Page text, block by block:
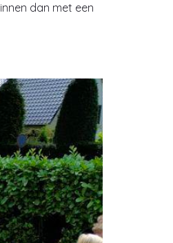
dan met een